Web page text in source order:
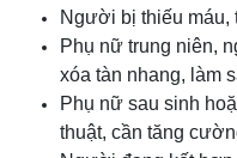
Người bị thiếu máu,
Phụ nữ trung niên,
xóa tàn nhang, làm
Phụ nữ sau sinh
thuật, cần tăng